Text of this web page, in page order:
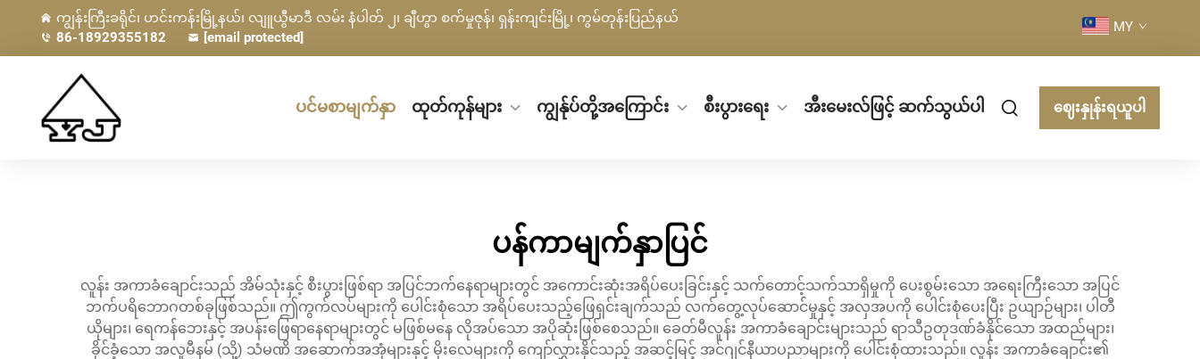
ကျွန်းကြီးခရိုင်၊ ဟင်းကန်းမြို့နယ်၊ လျူယွီမာဒီ လမ်း နံပါတ် ၂၊ ချီဟွာ စက်မှုဇုန်၊ ရှန်းကျင်းမြို့၊ ကွမ်တုန်းပြည်နယ်
86-18929355182
[email protected]
MY
ပင်မစာမျက်နှာ ထုတ်ကုန်များ ကျွန်ုပ်တို့အကြောင်း စီးပွားရေး အီးမေးလ်ဖြင့် ဆက်သွယ်ပါ ဈေးနှုန်းရယူပါ
ပန်ကာမျက်နှာပြင်
လူန်း အကာခံချောင်းသည် အိမ်သုံးနှင့် စီးပွားဖြစ်ရာ အပြင်ဘက်နေရာများတွင် အကောင်းဆုံးအရိပ်ပေးခြင်းနှင့် သက်တောင့်သက်သာရှိမှုကို ပေးစွမ်းသော အရေးကြီးသော အပြင်
ဘက်ပရိဘောဂတစ်ခုဖြစ်သည်။ ဤကွက်လပ်များကို ပေါင်းစုံသော အရိပ်ပေးသည့်ဖြေရှင်းချက်သည် လက်တွေ့လုပ်ဆောင်မှုနှင့် အလှအပကို ပေါင်းစုံပေးပြီး ဥယျာဉ်များ၊ ပါတီ
ယိုများ၊ ရေကန်ဘေးနှင့် အပန်းဖြေရာနေရာများတွင် မဖြစ်မနေ လိုအပ်သော အပိုဆုံးဖြစ်စေသည်။ ခေတ်မီလူန်း အကာခံချောင်းများသည် ရာသီဥတုဒဏ်ခံနိုင်သော အထည်များ၊
ခိုင်ခံ့သော အလူမီနမ် (သို့) သံမဏိ အဆောက်အအုံများနှင့် မိုးလေများကို ကျော်လွှားနိုင်သည့် အဆင့်မြင့် အင်ဂျင်နီယာပညာများကို ပေါင်းစုံထားသည်။ လူန်း အကာခံချောင်း၏